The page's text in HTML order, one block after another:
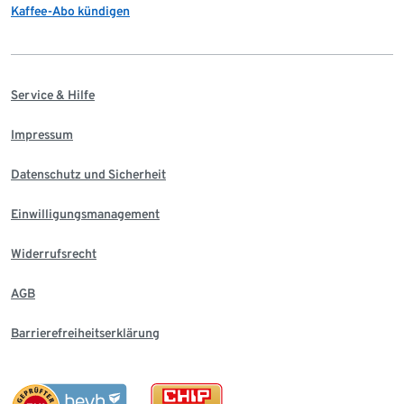
Kaffee-Abo kündigen
Service & Hilfe
Impressum
Datenschutz und Sicherheit
Einwilligungsmanagement
Widerrufsrecht
AGB
Barrierefreiheitserklärung